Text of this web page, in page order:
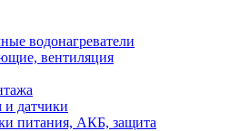
водонагреватели
вентиляция
и датчики
питания, АКБ, защита